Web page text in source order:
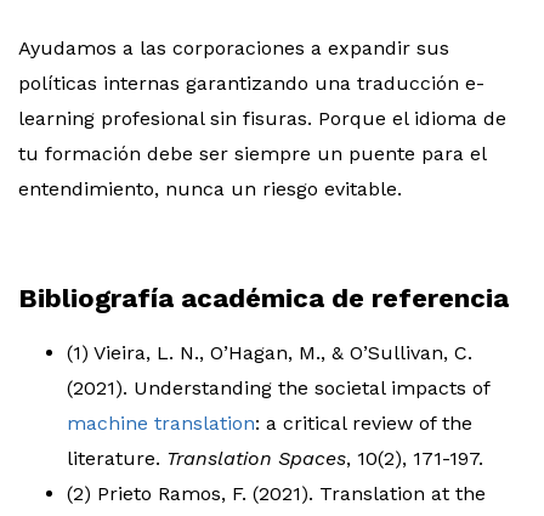
Ayudamos a las corporaciones a expandir sus
políticas internas garantizando una traducción e-
learning profesional sin fisuras. Porque el idioma de
tu formación debe ser siempre un puente para el
entendimiento, nunca un riesgo evitable.
Bibliografía académica de referencia
(1) Vieira, L. N., O’Hagan, M., & O’Sullivan, C.
(2021). Understanding the societal impacts of
machine translation: a critical review of the
literature. Translation Spaces, 10(2), 171-197.
(2) Prieto Ramos, F. (2021). Translation at the